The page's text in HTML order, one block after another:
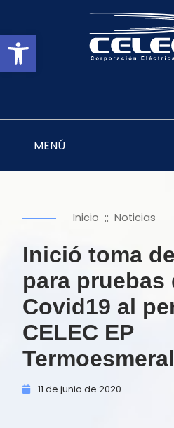
Abrir barra de
MENÚ
Inicio :: Noticias
Inició toma
para pruebas
Covid19 al
CELEC EP
11 de junio de 2020